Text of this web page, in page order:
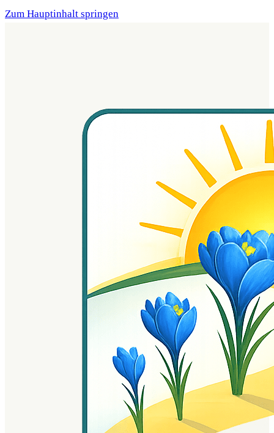
Zum Hauptinhalt springen